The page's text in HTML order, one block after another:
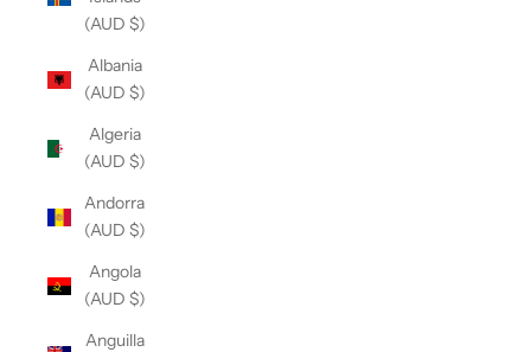
(AUD $)
Albania
(AUD $)
Algeria
(AUD $)
Andorra
(AUD $)
Angola
(AUD $)
Anguilla